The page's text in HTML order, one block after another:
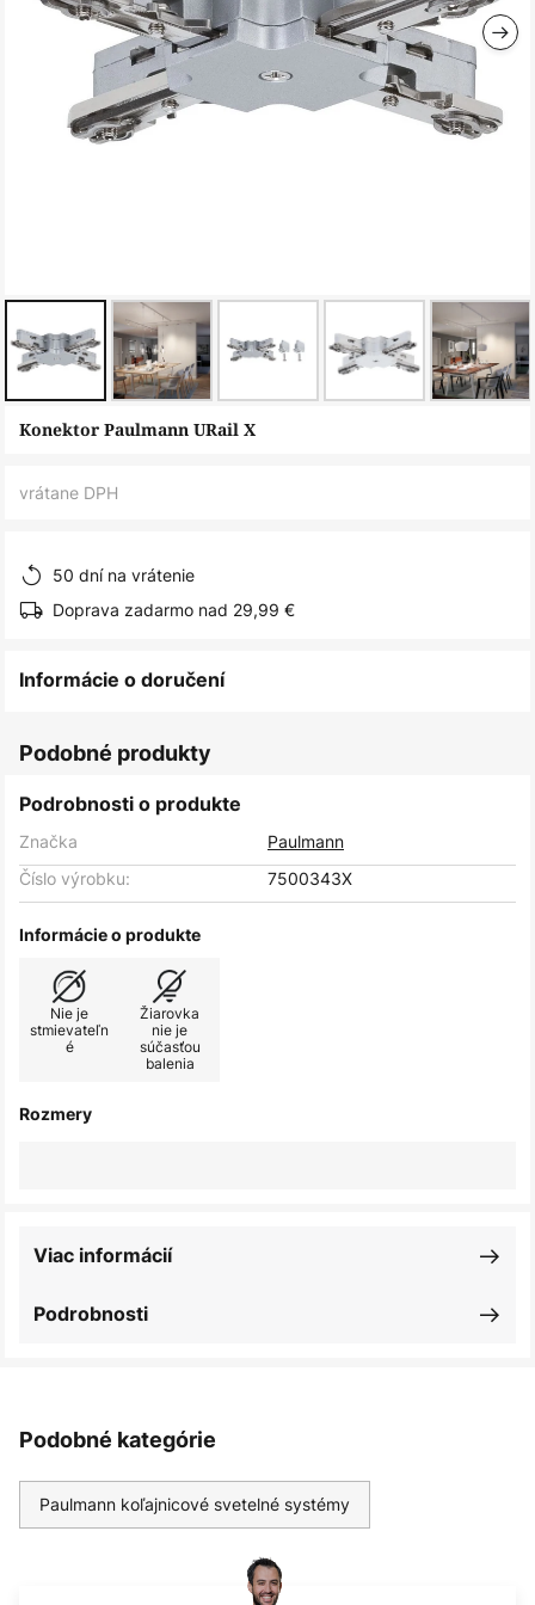
Preskočiť
Konektor Paulmann URail X
vrátane DPH
50 dní na vrátenie
Doprava zadarmo nad 29,99 €
Informácie o doručení
Podobné produkty
Podrobnosti o produkte
Značka
Paulmann
Číslo výrobku:
7500343X
Informácie o produkte
Nie je
stmievateľn
é
Žiarovka
nie je
súčasťou
balenia
Rozmery
Podrobnosti
Viac informácií
Podobné kategórie
Paulmann koľajnicové svetelné systémy